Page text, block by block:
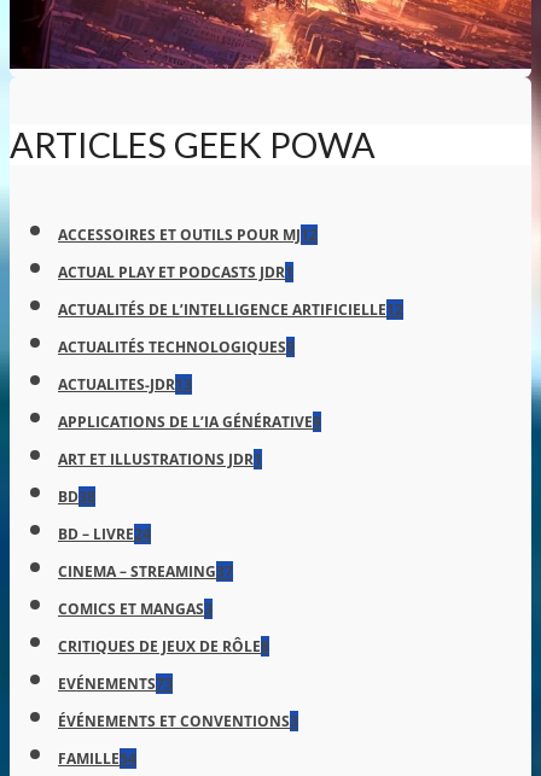
ARTICLES GEEK POWA
ACCESSOIRES ET OUTILS POUR MJ12
ACTUAL PLAY ET PODCASTS JDR1
ACTUALITÉS DE L’INTELLIGENCE ARTIFICIELLE12
ACTUALITÉS TECHNOLOGIQUES9
ACTUALITES-JDR13
APPLICATIONS DE L’IA GÉNÉRATIVE9
ART ET ILLUSTRATIONS JDR1
BD38
BD – LIVRE24
CINEMA – STREAMING37
COMICS ET MANGAS3
CRITIQUES DE JEUX DE RÔLE8
EVÉNEMENTS73
ÉVÉNEMENTS ET CONVENTIONS3
FAMILLE54